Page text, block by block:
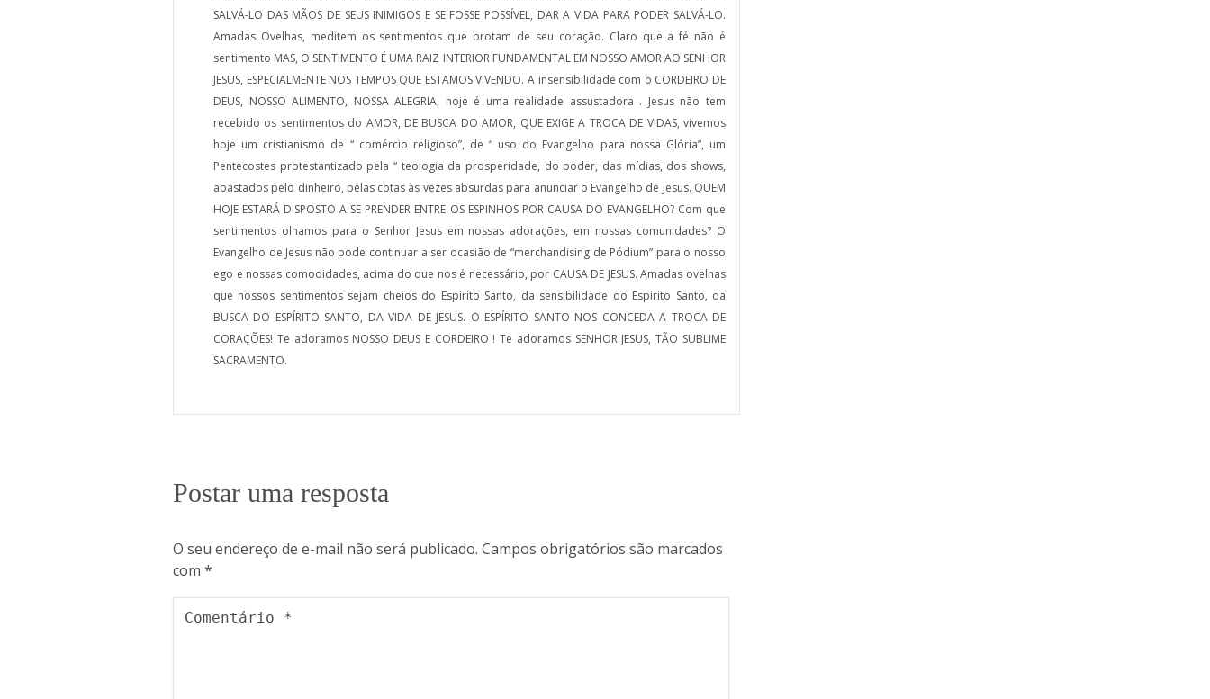
SALVÁ-LO DAS MÃOS DE SEUS INIMIGOS E SE FOSSE POSSÍVEL, DAR A VIDA PARA PODER SALVÁ-LO.
Amadas Ovelhas, meditem os sentimentos que brotam de seu coração. Claro que a fé não é
sentimento MAS, O SENTIMENTO É UMA RAIZ INTERIOR FUNDAMENTAL EM NOSSO AMOR AO SENHOR
JESUS, ESPECIALMENTE NOS TEMPOS QUE ESTAMOS VIVENDO. A insensibilidade com o CORDEIRO DE
DEUS, NOSSO ALIMENTO, NOSSA ALEGRIA, hoje é uma realidade assustadora . Jesus não tem
recebido os sentimentos do AMOR, DE BUSCA DO AMOR, QUE EXIGE A TROCA DE VIDAS, vivemos
hoje um cristianismo de “ comércio religioso”, de “ uso do Evangelho para nossa Glória”, um
Pentecostes protestantizado pela “ teologia da prosperidade, do poder, das mídias, dos shows,
abastados pelo dinheiro, pelas cotas às vezes absurdas para anunciar o Evangelho de Jesus. QUEM
HOJE ESTARÁ DISPOSTO A SE PRENDER ENTRE OS ESPINHOS POR CAUSA DO EVANGELHO? Com que
sentimentos olhamos para o Senhor Jesus em nossas adorações, em nossas comunidades? O
Evangelho de Jesus não pode continuar a ser ocasião de “merchandising de Pódium” para o nosso
ego e nossas comodidades, acima do que nos é necessário, por CAUSA DE JESUS. Amadas ovelhas
que nossos sentimentos sejam cheios do Espírito Santo, da sensibilidade do Espírito Santo, da
BUSCA DO ESPÍRITO SANTO, DA VIDA DE JESUS. O ESPÍRITO SANTO NOS CONCEDA A TROCA DE
CORAÇÕES! Te adoramos NOSSO DEUS E CORDEIRO ! Te adoramos SENHOR JESUS, TÃO SUBLIME
SACRAMENTO.
Postar uma resposta
O seu endereço de e-mail não será publicado. Campos obrigatórios são marcados
com *